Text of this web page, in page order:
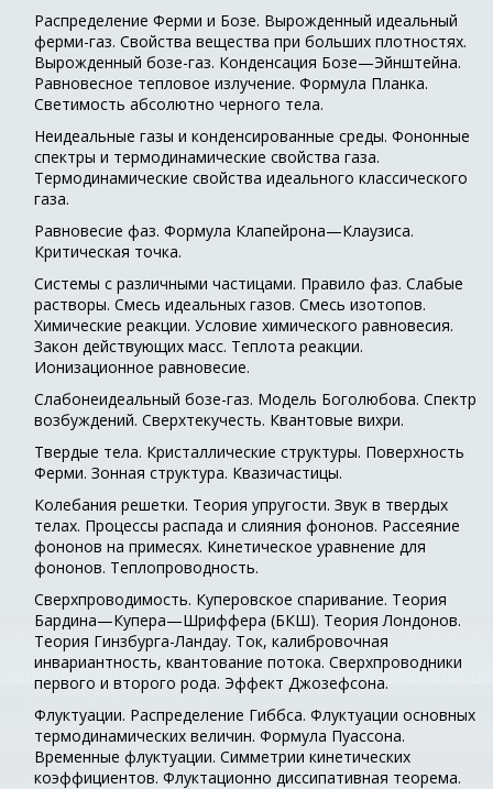
Распределение Ферми и Бозе. Вырожденный идеальный
ферми-газ. Свойства вещества при больших плотностях.
Вырожденный бозе-газ. Конденсация Бозе—Эйнштейна.
Равновесное тепловое излучение. Формула Планка.
Светимость абсолютно черного тела.
Неидеальные газы и конденсированные среды. Фононные
спектры и термодинамические свойства газа.
Термодинамические свойства идеального классического
газа.
Равновесие фаз. Формула Клапейрона—Клаузиса.
Критическая точка.
Системы с различными частицами. Правило фаз. Слабые
растворы. Смесь идеальных газов. Смесь изотопов.
Химические реакции. Условие химического равновесия.
Закон действующих масс. Теплота реакции.
Ионизационное равновесие.
Слабонеидеальный бозе-газ. Модель Боголюбова. Спектр
возбуждений. Сверхтекучесть. Квантовые вихри.
Твердые тела. Кристаллические структуры. Поверхность
Ферми. Зонная структура. Квазичастицы.
Колебания решетки. Теория упругости. Звук в твердых
телах. Процессы распада и слияния фононов. Рассеяние
фононов на примесях. Кинетическое уравнение для
фононов. Теплопроводность.
Сверхпроводимость. Куперовское спаривание. Теория
Бардина—Купера—Шриффера (БКШ). Теория Лондонов.
Теория Гинзбурга-Ландау. Ток, калибровочная
инвариантность, квантование потока. Сверхпроводники
первого и второго рода. Эффект Джозефсона.
Флуктуации. Распределение Гиббса. Флуктуации основных
термодинамических величин. Формула Пуассона.
Временные флуктуации. Симметрии кинетических
коэффициентов. Флуктационно диссипативная теорема.